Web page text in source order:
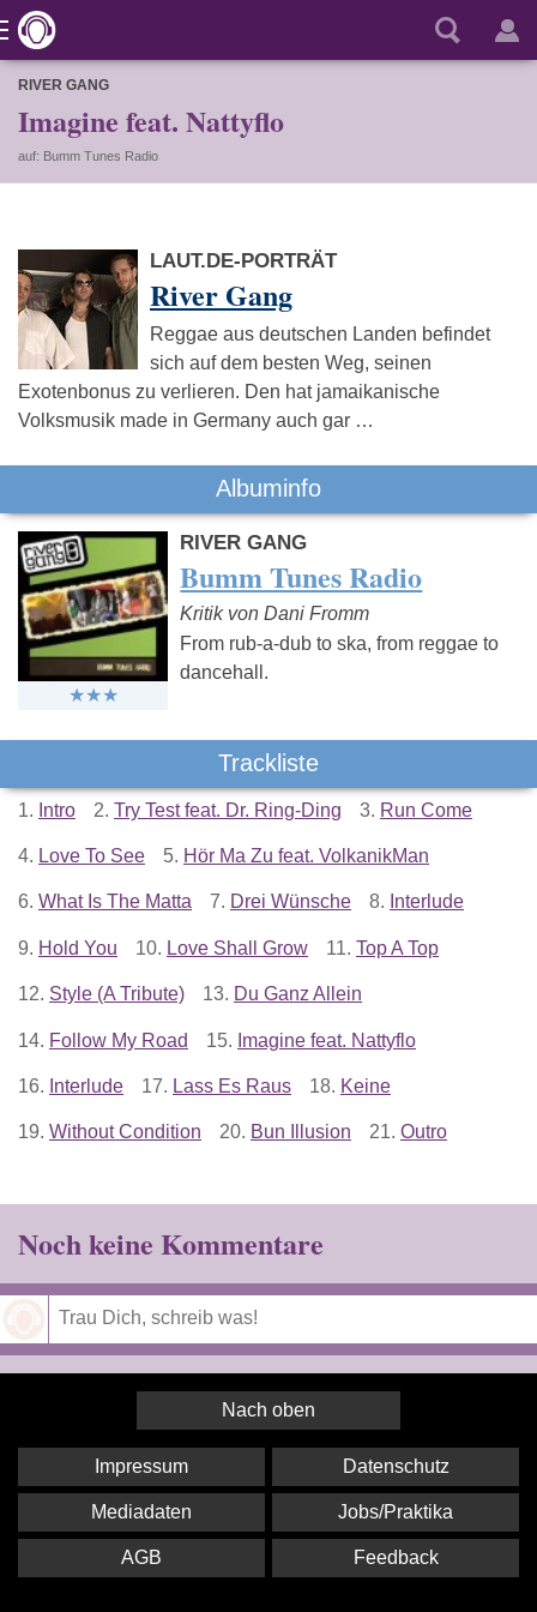
RIVER GANG
Imagine feat. Nattyflo
auf: Bumm Tunes Radio
LAUT.DE-PORTRÄT
River Gang
Reggae aus deutschen Landen befindet
sich auf dem besten Weg, seinen
Exotenbonus zu verlieren. Den hat jamaikanische
Volksmusik made in Germany auch gar …
Albuminfo
RIVER GANG
Bumm Tunes Radio
Kritik von Dani Fromm
From rub-a-dub to ska, from reggae to
dancehall.
Trackliste
1. Intro 2. Try Test feat. Dr. Ring-Ding 3. Run Come
4. Love To See 5. Hör Ma Zu feat. VolkanikMan
6. What Is The Matta 7. Drei Wünsche 8. Interlude
9. Hold You 10. Love Shall Grow 11. Top A Top
12. Style (A Tribute) 13. Du Ganz Allein
14. Follow My Road 15. Imagine feat. Nattyflo
16. Interlude 17. Lass Es Raus 18. Keine
19. Without Condition 20. Bun Illusion 21. Outro
Noch keine Kommentare
Nach oben
Impressum Datenschutz
Mediadaten Jobs/Praktika
AGB Feedback